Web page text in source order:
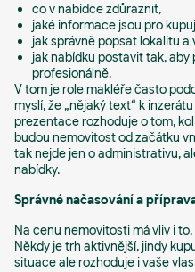
co v nabídce zdůraznit,
jaké informace jsou pro
jak správně popsat lokalitu
jak nabídku postavit tak,
profesionálně.
V tom je role makléře často
myslí, že „nějaký text“ k
prezentace rozhoduje o tom,
budou nemovitost od začátku
tak nejde jen o administrativu,
nabídky.
Správné načasování a
Na cenu nemovitosti má vliv i
Někdy je trh aktivnější, jindy
situace ale rozhoduje i vaše